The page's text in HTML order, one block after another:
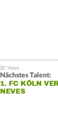
Nächstes Talent:
1. FC KÖLN
NEVES